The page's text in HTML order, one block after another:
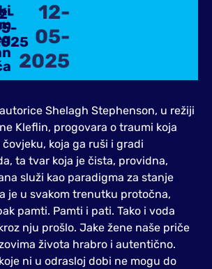
12-
05-
2025
autorice Shelagh Stephenson, u režiji
Kleflin, progovara o traumi koja
koja ga ruši i gradi
ta tvar koja je čista, providna,
služi kao paradigma za stanje
je u svakom trenutku protočna,
pamti. Pamti i pati. Tako i voda
nju prošlo. Jake žene naše priče
života hrabro i autentično.
ni u odrasloj dobi ne mogu do